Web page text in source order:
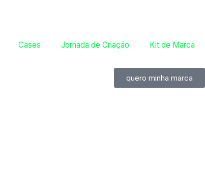
Cases Jornada de Criação Kit de Marca
quero minha marca